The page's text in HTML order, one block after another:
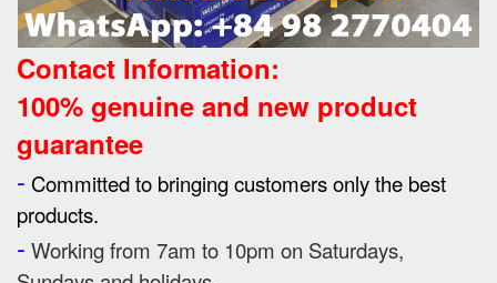
Contact Information:
100% genuine and new product
guarantee
- Committed to bringing customers only the best
products.
- Working from 7am to 10pm on Saturdays,